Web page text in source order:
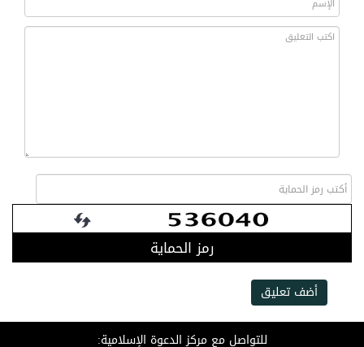
رمز الحماية
أضف تعليق
للتواصل مع مركز الدعوة الإسلامية: